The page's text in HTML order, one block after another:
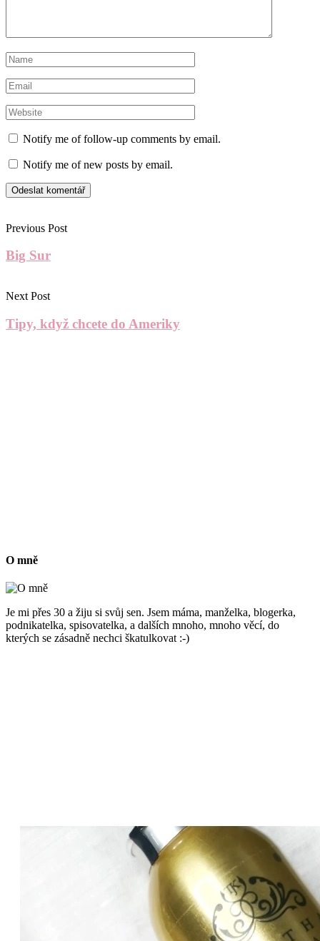
Notify me of follow-up comments by email.
Notify me of new posts by email.
Previous Post
Big Sur
Next Post
Tipy, když chcete do Ameriky
O mně
Je mi přes 30 a žiju si svůj sen. Jsem máma, manželka, blogerka,
podnikatelka, spisovatelka, a dalších mnoho, mnoho věcí, do
kterých se zásadně nechci škatulkovat :-)